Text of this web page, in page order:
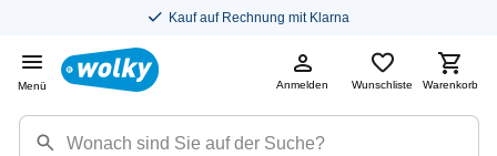
Kauf auf Rechnung mit Klarna
Menü Anmelden Wunschliste Warenkorb